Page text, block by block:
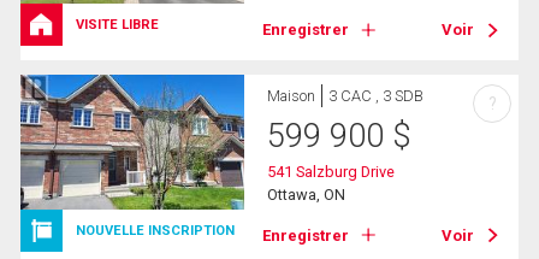
VISITE LIBRE Enregistrer Voir
NOUVELLE INSCRIPTION
Maison 3 CAC , 3 SDB
599 900 $
541 Salzburg Drive
Ottawa, ON
Enregistrer Voir
?